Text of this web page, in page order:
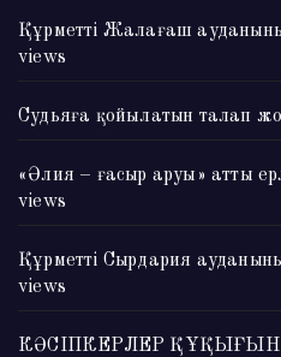
Құрметті Жалағаш
views
Судьяға қойылатын талап
«Әлия – ғасыр аруы» атты
views
Құрметті Сырдария
views
КӘСІПКЕРЛЕР